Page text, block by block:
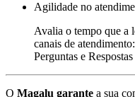
Agilidade no
Avalia o tempo que a
canais de
Perguntas e Respostas
O Magalu garante a sua